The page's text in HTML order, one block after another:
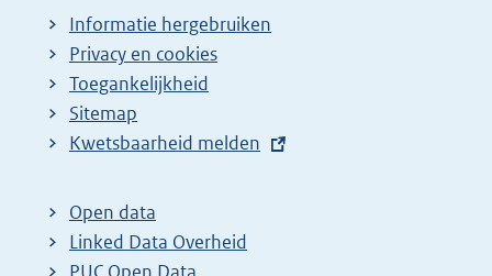
Informatie hergebruiken
Privacy en cookies
Toegankelijkheid
Sitemap
E
t
e
r
Kwetsbaarheid melden
Open data
Linked Data Overheid